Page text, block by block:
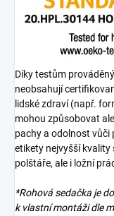
Díky testům
neobsahují
lidské zdraví (např.
mohou způsobovat
pachy a odolnost vůči
etikety nejvyšší kvality
polštáře, ale i ložní
*Rohová sedačka je
k vlastní montáži dle